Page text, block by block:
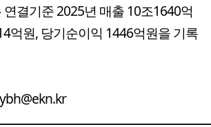
결기준 2025년 매출 10조1640억
억원, 당기순이익 1446억원을 기록